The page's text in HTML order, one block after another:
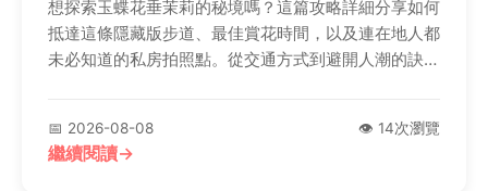
想探索玉蝶花垂茉莉的秘境嗎？這篇攻略詳細分享如何
抵達這條隱藏版步道、最佳賞花時間，以及連在地人都
未必知道的私房拍照點。從交通方式到避開人潮的訣
📅 2026-08-08 👁️ 14次瀏覽
繼續閱讀